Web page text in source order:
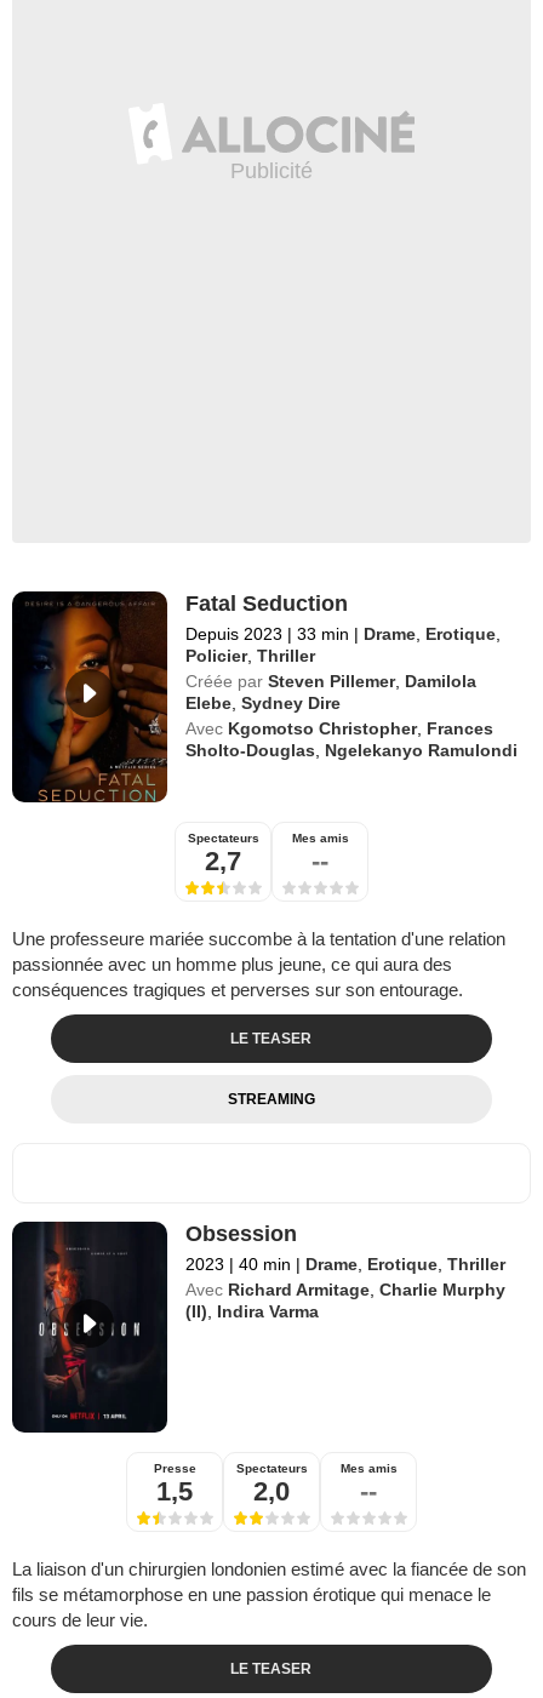
Fatal Seduction
Depuis 2023 | 33 min | Drame Erotique
Policier,Thriller
Créée par Steven Pillemer, Damilola
Elebe ,Sydney Dire
Avec Kgomotso Christopher, Frances
Sholto-Douglas
Ngelekanyo Ramulondi
Spectateurs
2,7
Mes amis
--
Une professeure mariée succombe à la tentation d'une relation
passionnée avec un homme plus jeune, ce qui aura des
conséquences tragiques et perverses sur son entourage.
LE TEASER
STREAMING
Obsession
2023 | 40 min | Drame Erotique ,Thriller
Avec Richard Armitage ,Charlie Murphy
(II)
Indira Varma
Presse
1,5
Spectateurs
2,0
Mes amis
--
La liaison d'un chirurgien londonien estimé avec la fiancée de son
fils se métamorphose en une passion érotique qui menace le
cours de leur vie.
LE TEASER